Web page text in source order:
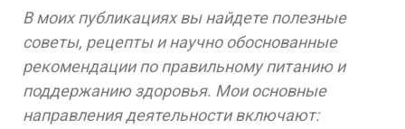
В моих публикациях вы найдете полезные
советы, рецепты и научно обоснованные
рекомендации по правильному питанию и
поддержанию здоровья. Мои основные
направления деятельности включают: